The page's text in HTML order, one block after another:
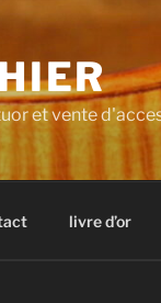
et vente
livre d’or